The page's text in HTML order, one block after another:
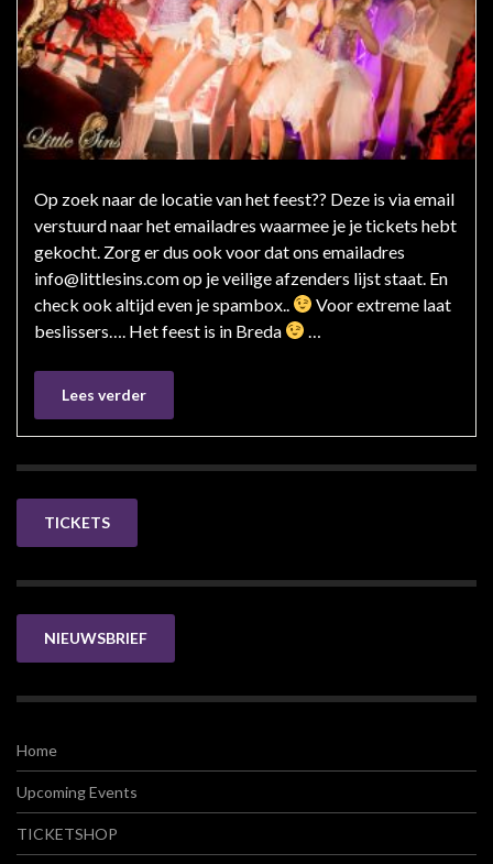
Op zoek naar de locatie van het feest?? Deze is via email
verstuurd naar het emailadres waarmee je je tickets hebt
gekocht. Zorg er dus ook voor dat ons emailadres
info@littlesins.com op je veilige afzenders lijst staat. En
check ook altijd even je spambox..
Voor extreme laat
beslissers…. Het feest is in Breda
Lees verder
TICKETS
NIEUWSBRIEF
Home
Upcoming Events
TICKETSHOP